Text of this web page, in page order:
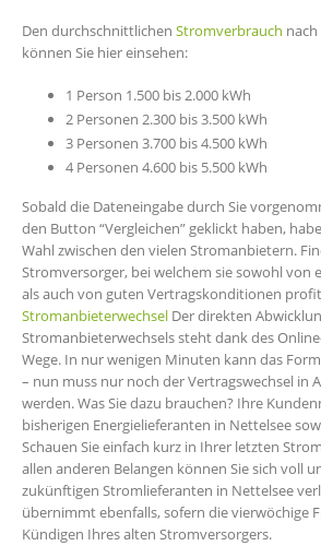
Den durchschnittlichen Stromverbrauch
können Sie hier einsehen:
1 Person 1.500 bis 2.000 kWh
2 Personen 2.300 bis 3.500 kWh
3 Personen 3.700 bis 4.500 kWh
4 Personen 4.600 bis 5.500 kWh
Sobald die Dateneingabe durch Sie
den Button “Vergleichen” geklickt haben,
Wahl zwischen den vielen Stromanbietern.
Stromversorger, bei welchem sie sowohl von
als auch von guten Vertragskonditionen
Stromanbieterwechsel Der direkten
Stromanbieterwechsels steht dank des
Wege. In nur wenigen Minuten kann das
– nun muss nur noch der Vertragswechsel in
werden. Was Sie dazu brauchen? Ihre
bisherigen Energielieferanten in Nettelsee
Schauen Sie einfach kurz in Ihrer letzten
allen anderen Belangen können Sie sich voll
zukünftigen Stromlieferanten in Nettelsee
übernimmt ebenfalls, sofern die vierwöchige
Kündigen Ihres alten Stromversorgers.